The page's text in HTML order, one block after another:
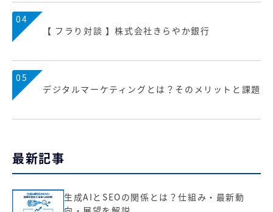
04
【 フラり対談 】株式会社きらやか銀行
05
デジタルマーケティングとは？そのメリットと課題
最新記事
生成AIとSEOの関係とは？仕組み・最新動